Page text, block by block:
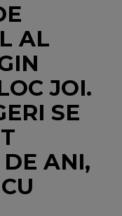
AL
JOI.
SE
ANI,